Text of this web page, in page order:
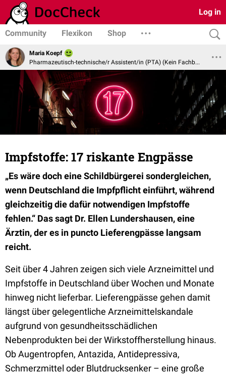
Log in
Community Flexikon Shop
Maria Koepf
Pharmazeutisch-technische/r Assistent/in (PTA) (Kein Fachbereich)
Impfstoffe: 17 riskante Engpässe
„Es wäre doch eine Schildbürgerei sondergleichen,
wenn Deutschland die Impfpflicht einführt, während
gleichzeitig die dafür notwendigen Impfstoffe
fehlen.“ Das sagt Dr. Ellen Lundershausen, eine
Ärztin, der es in puncto Lieferengpässe langsam
reicht.
Seit über 4 Jahren zeigen sich viele Arzneimittel und
Impfstoffe in Deutschland über Wochen und Monate
hinweg nicht lieferbar. Lieferengpässe gehen damit
längst über gelegentliche Arzneimittelskandale
aufgrund von gesundheitsschädlichen
Nebenprodukten bei der Wirkstoffherstellung hinaus.
Ob Augentropfen, Antazida, Antidepressiva,
Schmerzmittel oder Blutdrucksenker – eine große